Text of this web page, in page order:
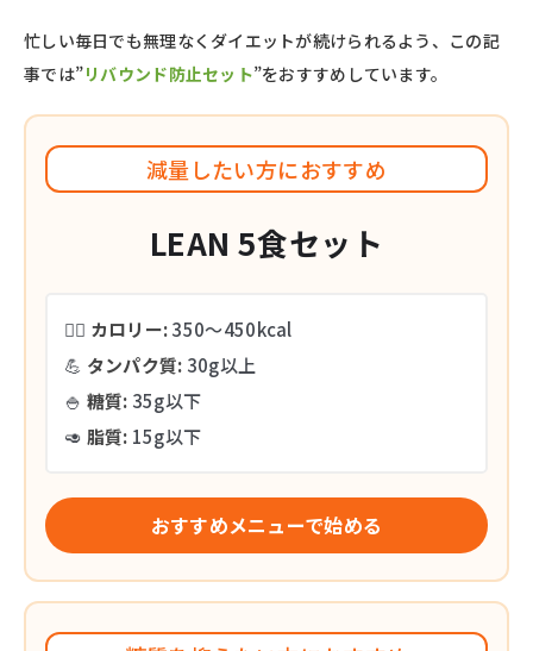
忙しい毎日でも無理なくダイエットが続けられるよう、この記
事では”リバウンド防止セット”をおすすめしています。
減量したい方におすすめ
LEAN 5食セット
🏃‍♂️ カロリー:350〜450kcal
💪 タンパク質: 30g以上
🍚 糖質: 35g以下
🥑 脂質: 15g以下
おすすめメニューで始める